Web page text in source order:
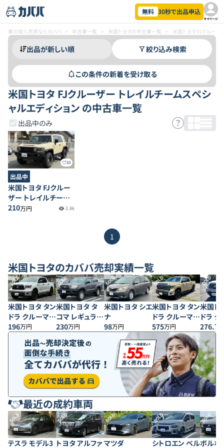
無料 30秒で出品申込
マイページ
車の個人売買ならカババ > 中古車一覧 > 米国トヨタの中古車一覧 > 米国トヨタ FJクルー
絞り込み検索
この条件の新着を受け取る
米国トヨタ FJクルーザー トレイルチームスペシ
ャルエディション の中古車一覧
出品中のみ
10
出品中
米国トヨタ FJクルー
ザー トレイルチーム
スペシャルエディショ
210万円 2.8k
1
米国トヨタのカババ売却実績一覧
SOLD
米国トヨタ タン
ドラ クルーマッ
クス SR5 5.7
V8
196万円
SOLD
米国トヨタ タ
コマ レギュラー
キャブ
230万円
SOLD
米国トヨタ シエ
ナ
98万円
SOLD
米国トヨタ タン
ドラ クルーマッ
クス SR5
575万円
SOLD
米国ト
ドラ ク
クス
276.7
最近の成約車両
SOLD
テスラ モデル3
SOLD
トヨタ アルファ
SOLD
マツダ
SOLD
シトロエン ベル
SOLD
ボルボ